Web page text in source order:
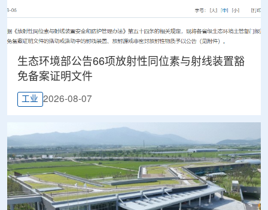
生态环境部公告66项放射性同位素与射线装置豁
免备案证明文件
工业 2026-08-07